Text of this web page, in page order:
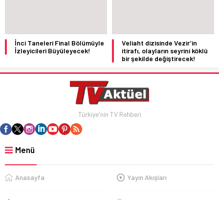
İnci Taneleri Final Bölümüyle
İzleyicileri Büyüleyecek!
Veliaht dizisinde Vezir’in
itirafı, olayların seyrini köklü
bir şekilde değiştirecek!
Türkiye'nin TV Rehberi
Menü
Anasayfa Yayın Akışları